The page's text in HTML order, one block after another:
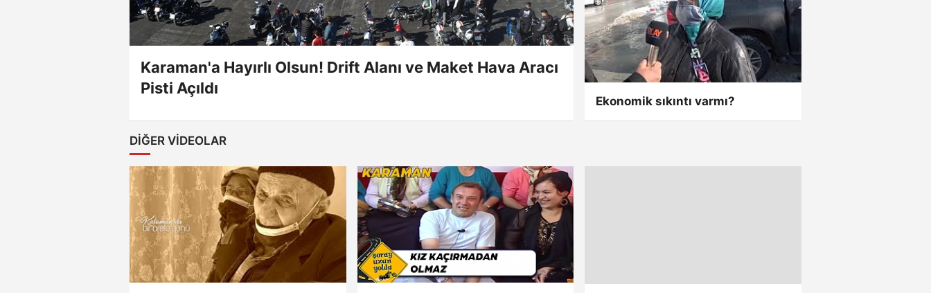
Karaman'a Hayırlı Olsun! Drift Alanı ve Maket Hava Aracı
Pisti Açıldı
Ekonomik sıkıntı varmı?
DIĞER VIDEOLAR